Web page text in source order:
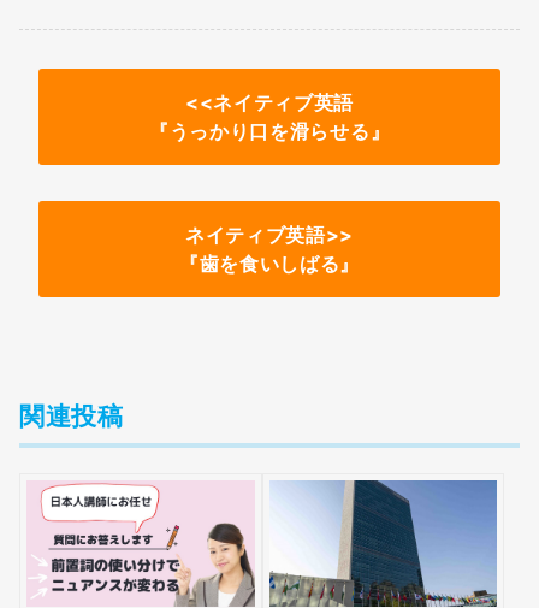
<<ネイティブ英語
『 うっかり口を滑らせる』
ネイティブ英語>>
『歯を食いしばる』
関連投稿